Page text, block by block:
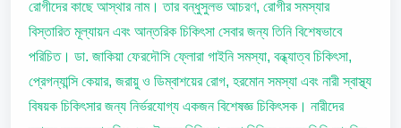
রোগীদের কাছে আস্থার নাম। তার বন্ধুসুলভ আচরণ, রোগীর সমস্যার
বিস্তারিত মূল্যায়ন এবং আন্তরিক চিকিৎসা সেবার জন্য তিনি বিশেষভাবে
পরিচিত। ডা. জাকিয়া ফেরদৌসি ফ্লোরা গাইনি সমস্যা, বন্ধ্যাত্ব চিকিৎসা,
প্রেগন্যান্সি কেয়ার, জরায়ু ও ডিম্বাশয়ের রোগ, হরমোন সমস্যা এবং নারী স্বাস্থ্য
বিষয়ক চিকিৎসার জন্য নির্ভরযোগ্য একজন বিশেষজ্ঞ চিকিৎসক। নারীদের